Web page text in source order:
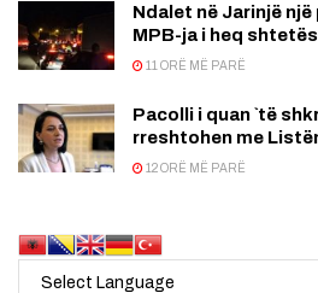
Ndalet në Jarinjë
MPB-ja i heq
11 ORË MË PARË
Pacolli i quan `të
rreshtohen me
12 ORË MË PARË